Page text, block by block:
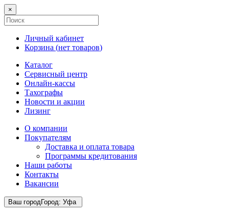
×
Личный кабинет
Корзина (нет товаров)
Каталог
Сервисный центр
Онлайн-кассы
Тахографы
Новости и акции
Лизинг
О компании
Покупателям
Доставка и оплата товара
Программы кредитования
Наши работы
Контакты
Вакансии
Ваш городГород: Уфа